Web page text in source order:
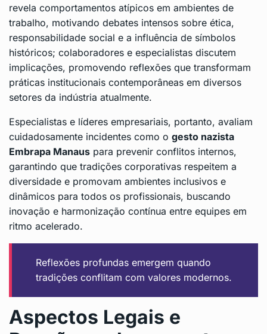
revela comportamentos atípicos em ambientes de
trabalho, motivando debates intensos sobre ética,
responsabilidade social e a influência de símbolos
históricos; colaboradores e especialistas discutem
implicações, promovendo reflexões que transformam
práticas institucionais contemporâneas em diversos
setores da indústria atualmente.
Especialistas e líderes empresariais, portanto, avaliam
cuidadosamente incidentes como o gesto nazista
Embrapa Manaus para prevenir conflitos internos,
garantindo que tradições corporativas respeitem a
diversidade e promovam ambientes inclusivos e
dinâmicos para todos os profissionais, buscando
inovação e harmonização contínua entre equipes em
ritmo acelerado.
Reflexões profundas emergem quando
tradições conflitam com valores modernos.
Aspectos Legais e